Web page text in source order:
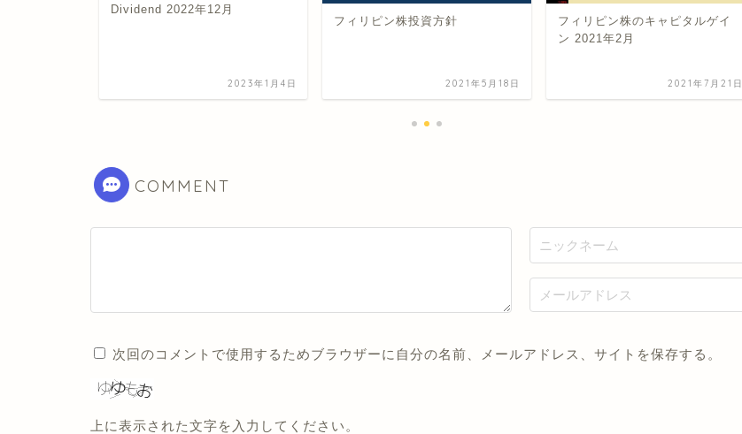
Dividend 2022年12月
2023年1月4日
フィリピン株投資方針
2021年5月18日
フィリピン株のキャピタルゲイ
ン 2021年2月
2021年7月21日
COMMENT
次回のコメントで使用するためブラウザーに自分の名前、メールアドレス、サイトを保存する。
上に表示された文字を入力してください。